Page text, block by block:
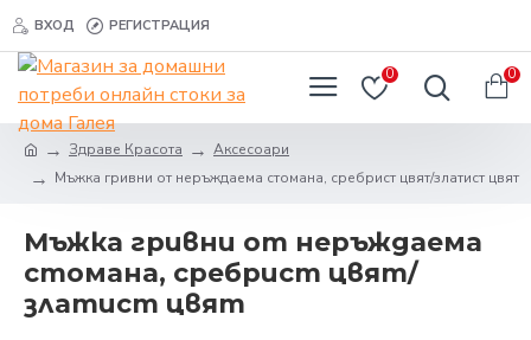
ВХОД РЕГИСТРАЦИЯ
0 0
Здраве Красота
Аксесоари
Мъжка гривни от неръждаема стомана, сребрист цвят/златист цвят
Мъжка гривни от неръждаема
стомана, сребрист цвят/
златист цвят